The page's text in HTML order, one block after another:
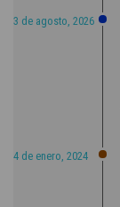
3 de agosto, 2026
4 de enero, 2024